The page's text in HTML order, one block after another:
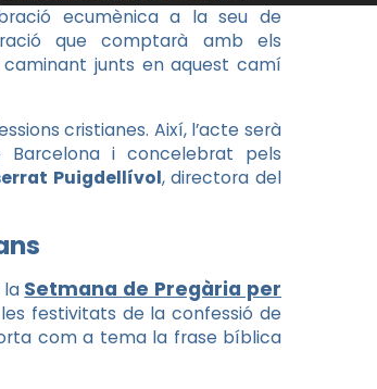
ecumènica a la seu de
que comptarà amb els
caminant junts en aquest camí
cristianes. Així, l’acte serà
i concelebrat pels
Puigdellívol, directora del
la Setmana de Pregària per
festivitats de la confessió de
com a tema la frase bíblica